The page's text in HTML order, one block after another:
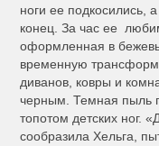
ноги ее подкосились,
конец. За час ее
оформленная в
временную
диванов, ковры и
черным. Темная пыль
топотом детских ног.
сообразила Хельга,